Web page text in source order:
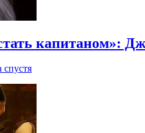
капитаном»:
спустя